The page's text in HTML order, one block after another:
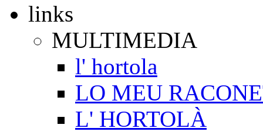
links
MULTIMEDIA
l' hortola
LO MEU
L' HORTOLÀ